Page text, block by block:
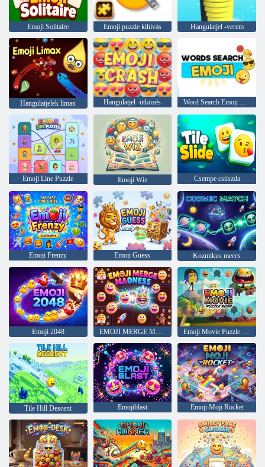
Emoji Solitaire Emoji puzzle kihívás Hangulatjel -verem
Hangulatjelek limax Hangulatjel -ütközés Word Search Emoji Edition
Emoji Line Puzzle Emoji Wiz Csempe csúszda
Emoji Frenzy Emoji Guess Kozmikus meccs
Emoji 2048 EMOJI MERGE MADNESS Emoji Movie Puzzle Rush
Tile Hill Descent Emojiblast Emoji Moji Rocket